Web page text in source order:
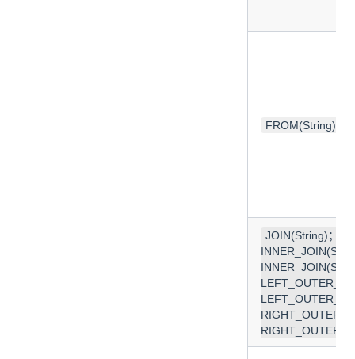
FROM(String)；
JOIN(String)；